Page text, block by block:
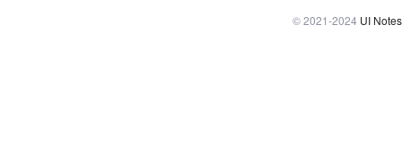
© 2021-2024 UI Notes